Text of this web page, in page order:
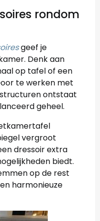
rondom
geef je
Denk aan
op tafel of een
te werken met
ontstaat
geheel.
vergroot
dressoir extra
biedt.
op de rest
harmonieuze